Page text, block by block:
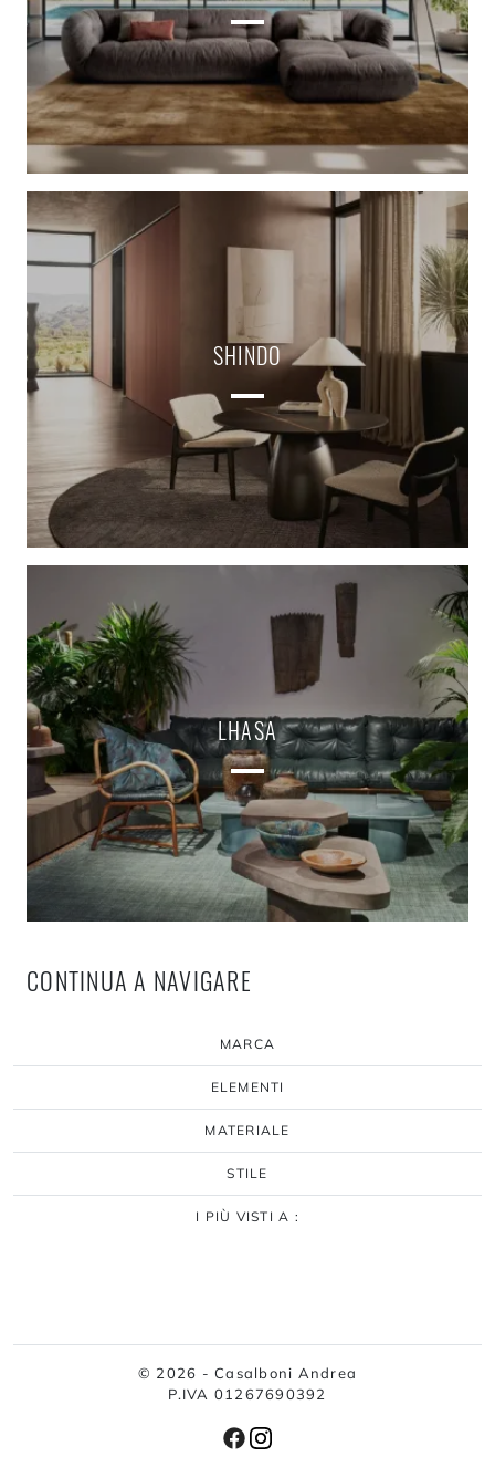
SHINDO
LHASA
CONTINUA A NAVIGARE
MARCA
ELEMENTI
MATERIALE
STILE
I PIÙ VISTI A :
© 2026 - Casalboni Andrea
P.IVA 01267690392